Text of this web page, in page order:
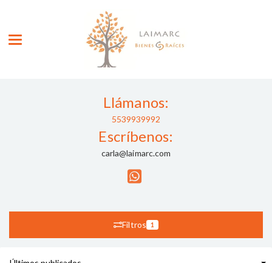
Toggle navigation
Llámanos:
5539939992
Escríbenos:
carla@laimarc.com
Filtros 1